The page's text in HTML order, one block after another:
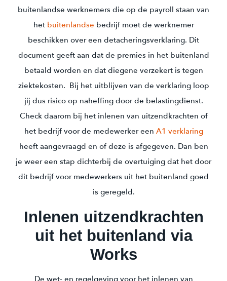
buitenlandse werknemers die op de payroll staan van
het buitenlandse bedrijf moet de werknemer
beschikken over een detacheringsverklaring. Dit
document geeft aan dat de premies in het buitenland
betaald worden en dat diegene verzekert is tegen
ziektekosten. Bij het uitblijven van de verklaring loop
jij dus risico op naheffing door de belastingdienst.
Check daarom bij het inlenen van uitzendkrachten of
het bedrijf voor de medewerker een A1 verklaring
heeft aangevraagd en of deze is afgegeven. Dan ben
je weer een stap dichterbij de overtuiging dat het door
dit bedrijf voor medewerkers uit het buitenland goed
is geregeld.
Inlenen uitzendkrachten
uit het buitenland via
Works
De wet- en regelgeving voor het inlenen van